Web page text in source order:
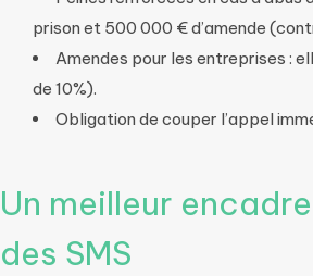
prison et 500 000 € d’amende
Amendes pour les entreprises :
de 10%).
Obligation de couper l’appel
Un meilleur
des SMS